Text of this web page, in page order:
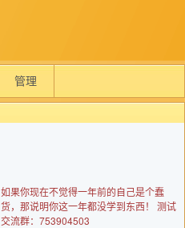
如果你现在不觉得一年前的自己是个蠢
货，那说明你这一年都没学到东西！ 测试
交流群：753904503
管理